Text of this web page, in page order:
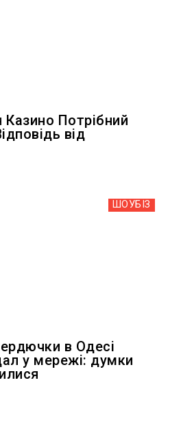
Потрібний
від
ШОУБIЗ
в Одесі
у мережі: думки